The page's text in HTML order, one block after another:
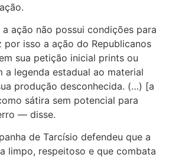
ação não possui condições para
isso a ação do Republicanos
sua petição inicial prints ou
a legenda estadual ao material
produção desconhecida. (…) [a
sátira sem potencial para
— disse.
de Tarcísio defendeu que a
limpo, respeitoso e que combata